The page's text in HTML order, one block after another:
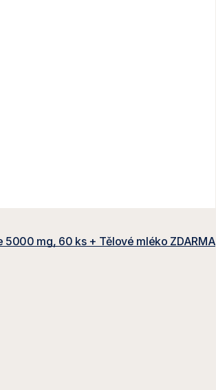
5000 mg, 60 ks + Tělové mléko ZDARMA